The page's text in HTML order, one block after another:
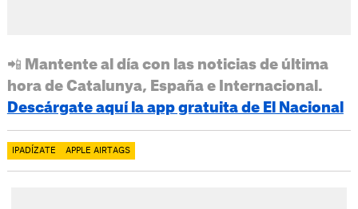
📲 Mantente al día con las noticias de última
hora de Catalunya, España e Internacional.
Descárgate aquí la app gratuita de El Nacional
IPADÍZATE APPLE AIRTAGS